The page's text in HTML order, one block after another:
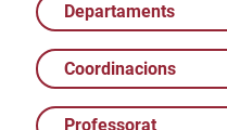
Departaments
Coordinacions
Professorat